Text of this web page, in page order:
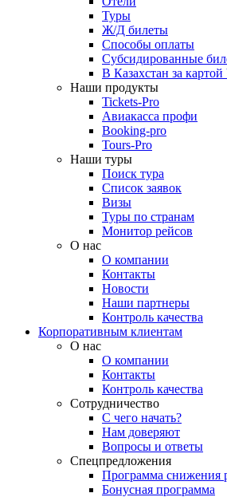
Туры
Ж/Д билеты
Способы оплаты
Субсидированные
В Казахстан за
Наши продукты
Tickets-Pro
Авиакасса профи
Booking-pro
Tours-Pro
Наши туры
Поиск тура
Список заявок
Визы
Туры по странам
Монитор рейсов
О нас
О компании
Контакты
Новости
Наши партнеры
Контроль качества
Корпоративным клиентам
О нас
О компании
Контакты
Контроль качества
Сотрудничество
С чего начать?
Нам доверяют
Вопросы и ответы
Спецпредложения
Программа снижения
Бонусная программа